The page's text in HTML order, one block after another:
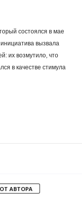
состоялся в мае
вызвала
их возмутило, что
в качестве стимула
АВТОРА